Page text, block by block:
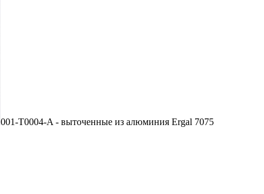
001-T0004-A - выточенные из алюминия Ergal 7075